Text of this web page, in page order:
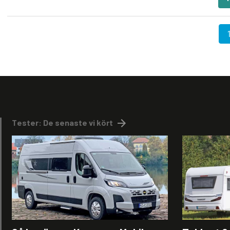
1
Tester: De senaste vi kört